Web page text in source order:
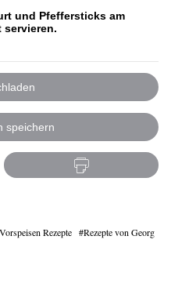
und Pfeffersticks am
servieren.
speichern
Vorspeisen Rezepte
Rezepte von Georg